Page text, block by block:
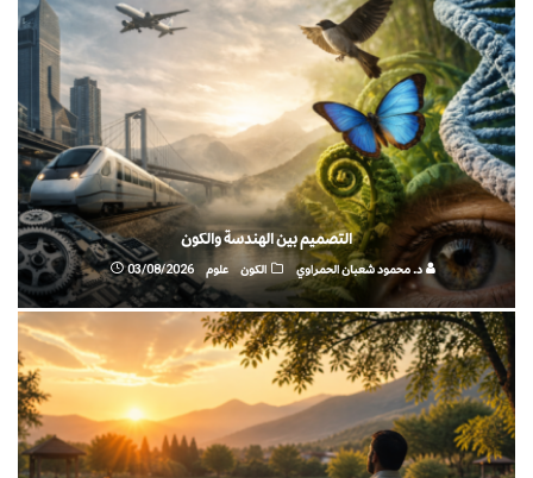
التصميم بين الهندسة والكون
د. محمود شعبان الحمراوي الكون علوم 03/08/2026